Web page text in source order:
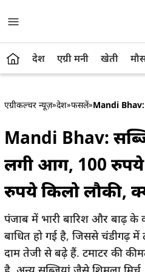
देश एग्री मनी खेती
एग्रीकल्चर न्यूज़»देश»फसलें»Mandi Bhav:
Mandi Bhav:
लगी आग, 100 रुपये
रुपये किलो लौकी,
पंजाब में भारी बारिश और बाढ़ के
बाधित हो गई है, जिससे चंडीगढ़ में
दाम तेजी से बढ़े हैं. टमाटर की